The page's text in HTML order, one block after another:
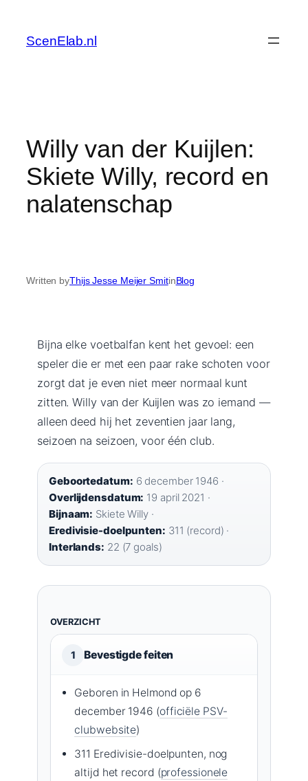
content
ScenElab.nl
Willy van der Kuijlen:
Skiete Willy, record en
nalatenschap
Written byThijs Jesse Meijer SmitinBlog
Bijna elke voetbalfan kent het gevoel: een
speler die er met een paar rake schoten voor
zorgt dat je even niet meer normaal kunt
zitten. Willy van der Kuijlen was zo iemand —
alleen deed hij het zeventien jaar lang,
seizoen na seizoen, voor één club.
Geboortedatum: 6 december 1946 ·
Overlijdensdatum: 19 april 2021 ·
Bijnaam: Skiete Willy ·
Eredivisie-doelpunten: 311 (record) ·
Interlands: 22 (7 goals)
OVERZICHT
1 Bevestigde feiten
Geboren in Helmond op 6
december 1946 (officiële PSV-
clubwebsite)
311 Eredivisie-doelpunten, nog
altijd het record (professionele